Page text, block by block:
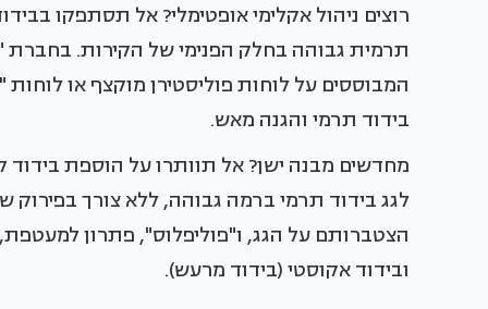
רוצים ניהול אקלימי אופטימלי? אל תסתפקו
תרמית גבוהה בחלק הפנימי של הקירות. בחברת
המבוססים על לוחות פוליסטירן מוקצף או
בידוד תרמי והגנה מאש.
מחדשים מבנה ישן? אל תוותרו על הוספת
לגג בידוד תרמי ברמה גבוהה, ללא צורך בפירוק
הצטברותם על הגג, ו"פוליפלוס", פתרון
ובידוד אקוסטי (בידוד מרעש).